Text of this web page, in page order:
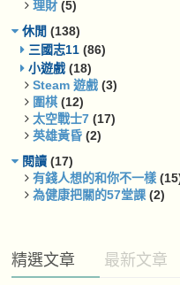
理財 (5)
休閒 (138)
三國志11 (86)
小遊戲 (18)
Steam 遊戲 (3)
圍棋 (12)
太空戰士7 (17)
英雄黃昏 (2)
閱讀 (17)
有錢人想的和你不一樣
為健康把關的57堂課 (2)
精選文章 最新文章